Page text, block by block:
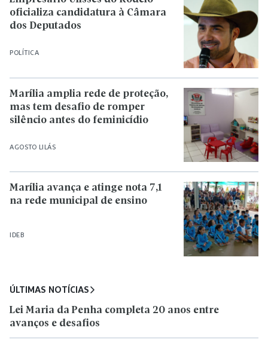
POLÍTICA
oficializa candidatura à Câmara
dos Deputados
AGOSTO LILÁS
Marília amplia rede de proteção,
mas tem desafio de romper
silêncio antes do feminicídio
IDEB
Marília avança e atinge nota 7,1
na rede municipal de ensino
ÚLTIMAS NOTÍCIAS
Lei Maria da Penha completa 20 anos entre
avanços e desafios